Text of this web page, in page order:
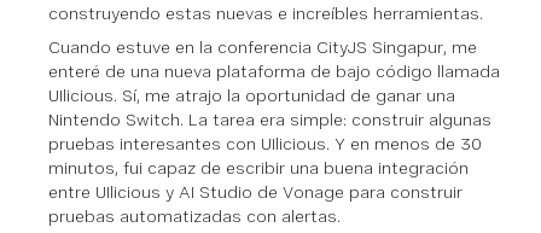
construyendo estas nuevas e increíbles herramientas.
Cuando estuve en la conferencia CityJS Singapur, me
enteré de una nueva plataforma de bajo código llamada
UIlicious. Sí, me atrajo la oportunidad de ganar una
Nintendo Switch. La tarea era simple: construir algunas
pruebas interesantes con UIlicious. Y en menos de 30
minutos, fui capaz de escribir una buena integración
entre UIlicious y AI Studio de Vonage para construir
pruebas automatizadas con alertas.